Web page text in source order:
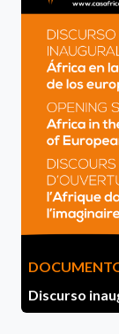
Discurso